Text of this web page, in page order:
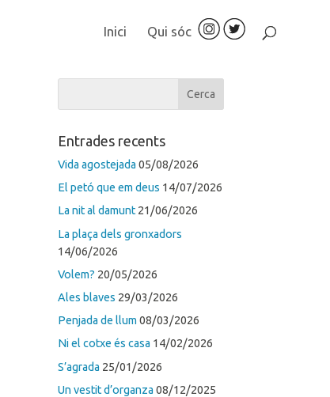
Inici Qui sóc
Entrades recents
Vida agostejada 05/08/2026
El petó que em deus 14/07/2026
La nit al damunt 21/06/2026
La plaça dels gronxadors
14/06/2026
Volem? 20/05/2026
Ales blaves 29/03/2026
Penjada de llum 08/03/2026
Ni el cotxe és casa 14/02/2026
S’agrada 25/01/2026
Un vestit d’organza 08/12/2025